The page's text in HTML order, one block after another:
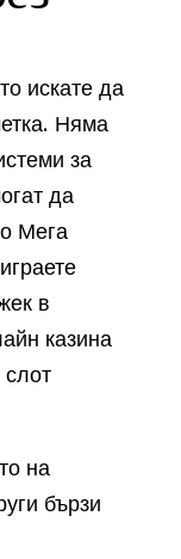
искате да
Няма
за
да
Мега
в
казина
на
бързи